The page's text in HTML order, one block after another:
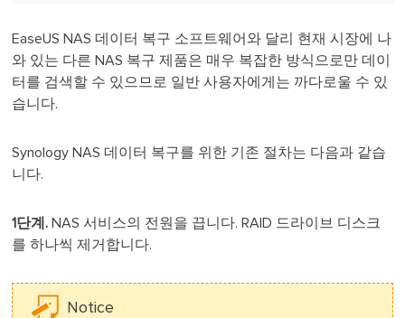
EaseUS NAS 데이터 복구 소프트웨어와 달리 현재 시장에 나
와 있는 다른 NAS 복구 제품은 매우 복잡한 방식으로만 데이
터를 검색할 수 있으므로 일반 사용자에게는 까다로울 수 있
습니다.
Synology NAS 데이터 복구를 위한 기존 절차는 다음과 같습
니다.
1단계. NAS 서비스의 전원을 끕니다. RAID 드라이브 디스크
를 하나씩 제거합니다.
Notice